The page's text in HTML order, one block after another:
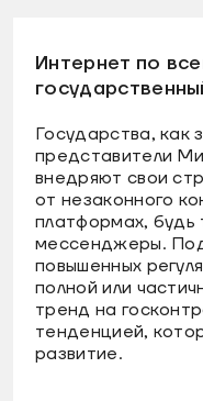
Интернет по
Государства, как
представители
внедряют свои
от незаконного
платформах, будь
мессенджеры.
повышенных
полной или
тренд на
тенденцией,
развитие.